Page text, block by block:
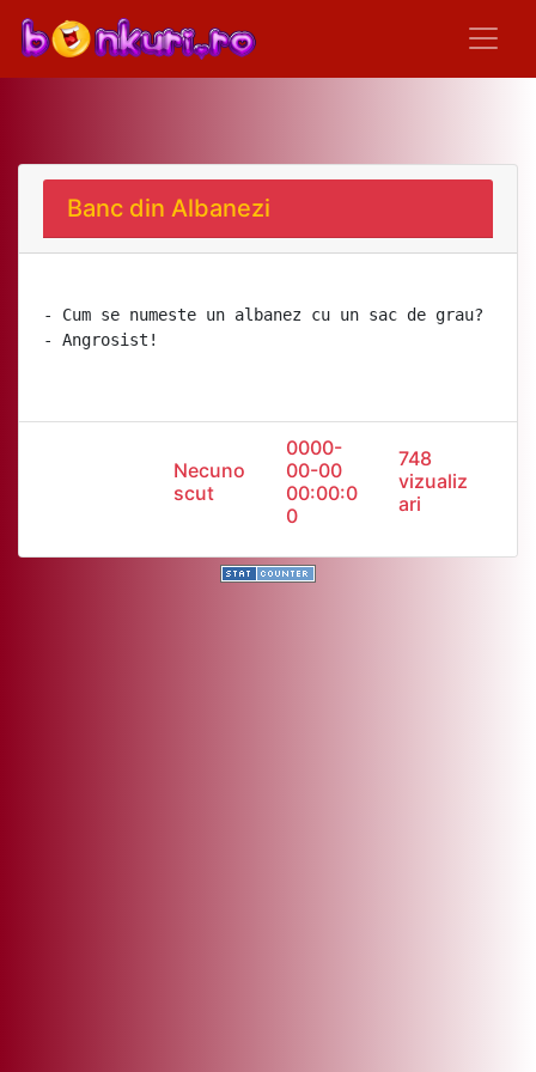
Banc din Albanezi
- Cum se numeste un albanez cu un sac de grau?
Necuno
scut
0000-
00-00
00:00:0
0
748
vizualiz
ari